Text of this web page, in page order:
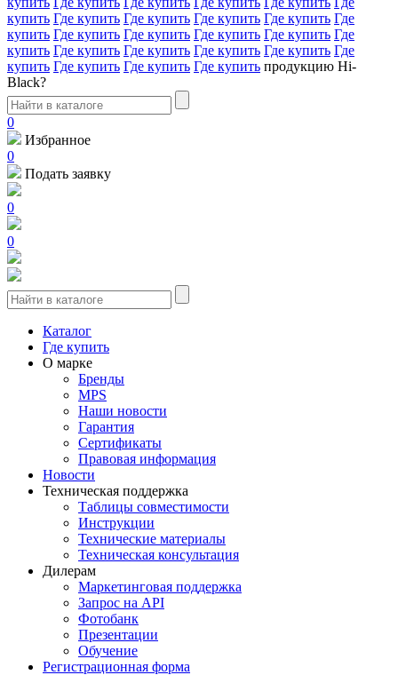
купить Где купить Где купить Где купить Где купить Где
купить Где купить Где купить Где купить Где купить Где
купить Где купить Где купить Где купить Где купить Где
купить Где купить Где купить Где купить продукцию Hi-
Black?
0
Избранное
0
Подать заявку
0
0
Каталог
Где купить
О марке
Бренды
MPS
Наши новости
Гарантия
Сертификаты
Правовая информация
Новости
Техническая поддержка
Таблицы совместимости
Инструкции
Технические материалы
Техническая консультация
Дилерам
Маркетинговая поддержка
Запрос на API
Фотобанк
Презентации
Обучение
Регистрационная форма